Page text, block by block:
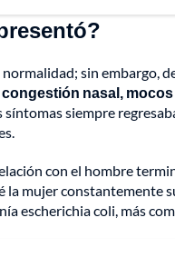
sin embargo,
nasal,
siempre
con el hombre
mujer constantemente
escherichia coli, más